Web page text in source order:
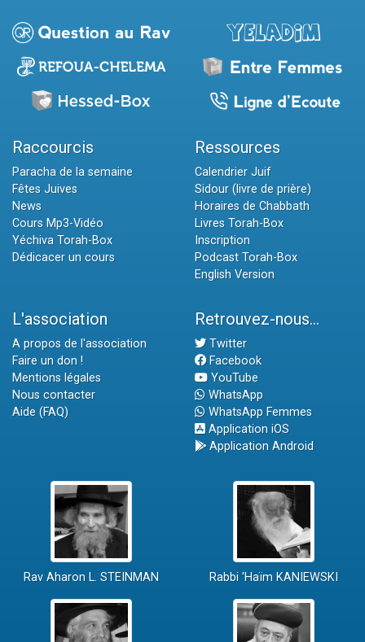
Raccourcis
Paracha de la semaine
Fêtes Juives
News
Cours Mp3-Vidéo
Yéchiva Torah-Box
Dédicacer un cours
Ressources
Calendrier Juif
Sidour (livre de prière)
Horaires de Chabbath
Livres Torah-Box
Inscription
Podcast Torah-Box
English Version
L'association
A propos de l'association
Faire un don !
Mentions légales
Nous contacter
Aide (FAQ)
Retrouvez-nous...
Twitter
Facebook
YouTube
WhatsApp
WhatsApp Femmes
Application iOS
Application Android
Rav Aharon L. STEINMAN Rabbi 'Haïm KANIEWSKI